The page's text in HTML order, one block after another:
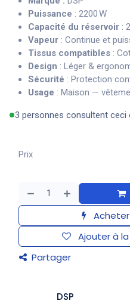
Puissance : 2200 W
Capacité du réservoir :
Vapeur : Continue et
Tissus compatibles :
Design : Léger &
Sécurité : Protection
Usage : Maison —
3 personnes consultent ceci
Ajouter à
Partager
Prix
DSP